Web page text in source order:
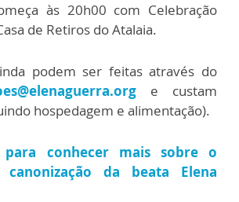
às 20h00 com Celebração
de Retiros do Atalaia.
podem ser feitas através do
e custam
hospedagem e alimentação).
para conhecer mais sobre o
canonização da beata Elena